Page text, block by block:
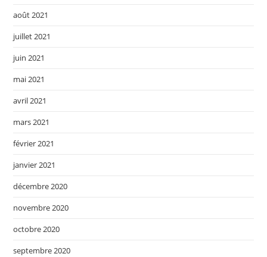
août 2021
juillet 2021
juin 2021
mai 2021
avril 2021
mars 2021
février 2021
janvier 2021
décembre 2020
novembre 2020
octobre 2020
septembre 2020